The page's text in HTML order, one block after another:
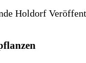
Holdorf